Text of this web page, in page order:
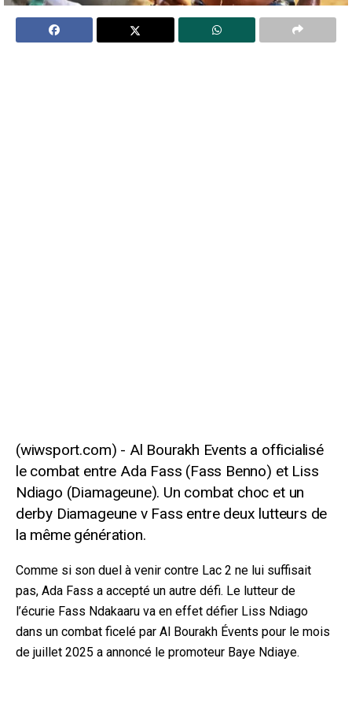
Al Bourakh Events a officialisé
le combat entre Ada Fass (Fass Benno) et Liss
Ndiago (Diamageune). Un combat choc et un
derby Diamageune v Fass entre deux lutteurs de
la même génération.
Comme si son duel à venir contre Lac 2 ne lui suffisait
pas, Ada Fass a accepté un autre défi. Le lutteur de
l’écurie Fass Ndakaaru va en effet défier Liss Ndiago
dans un combat ficelé par Al Bourakh Évents pour le mois
de juillet 2025 a annoncé le promoteur Baye Ndiaye.